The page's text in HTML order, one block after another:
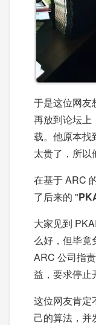
于是这位网友
再放到论坛上
载。他原本找
太贵了，所以
在基于 ARC
了后来的 "
大家见到
么好，但毕竟
ARC 公司指
益，要求停止
这位网友肯定
己的算法，并